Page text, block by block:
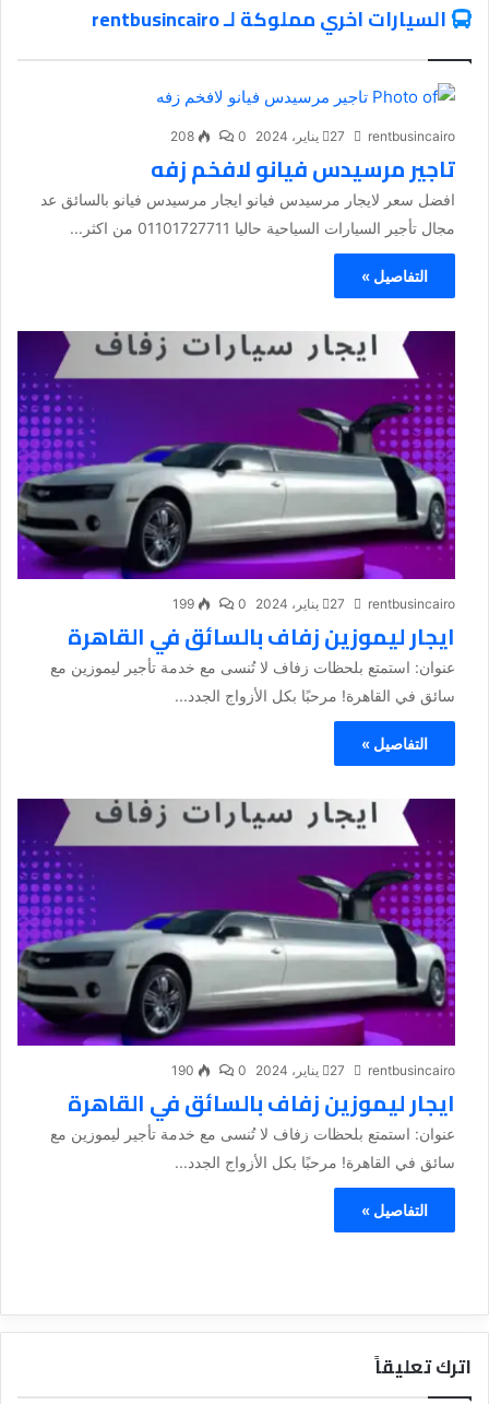
السيارات اخري مملوكة لـ rentbusincairo
rentbusincairo 27 يناير، 2024 0
208
تاجير مرسيدس فيانو لافخم زفه
افضل سعر لايجار مرسيدس فيانو ايجار مرسيدس فيانو بالسائق عد
مجال تأجير السيارات السياحية حاليا 01101727711 من اكثر...
التفاصيل »
rentbusincairo 27 يناير، 2024 0
199
ايجار ليموزين زفاف بالسائق في القاهرة
عنوان: استمتع بلحظات زفاف لا تُنسى مع خدمة تأجير ليموزين مع
سائق في القاهرة! مرحبًا بكل الأزواج الجدد...
التفاصيل »
rentbusincairo 27 يناير، 2024 0
190
ايجار ليموزين زفاف بالسائق في القاهرة
عنوان: استمتع بلحظات زفاف لا تُنسى مع خدمة تأجير ليموزين مع
سائق في القاهرة! مرحبًا بكل الأزواج الجدد...
التفاصيل »
اترك تعليقاً